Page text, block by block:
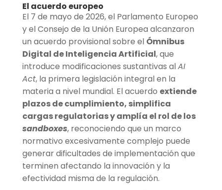
El acuerdo europeo
El 7 de mayo de 2026, el Parlamento Europeo
y el Consejo de la Unión Europea alcanzaron
un acuerdo provisional sobre el Ómnibus
Digital de Inteligencia Artificial, que
introduce modificaciones sustantivas alAI
Act, la primera legislación integral en la
materia a nivel mundial. El acuerdo extiende
plazos de cumplimiento, simplifica
cargas regulatorias y amplía el rol de los
sandboxes, reconociendo que un marco
normativo excesivamente complejo puede
generar dificultades de implementación que
terminen afectando la innovación y la
efectividad misma de la regulación.